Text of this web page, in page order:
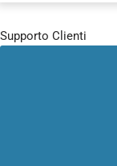
Supporto Clienti